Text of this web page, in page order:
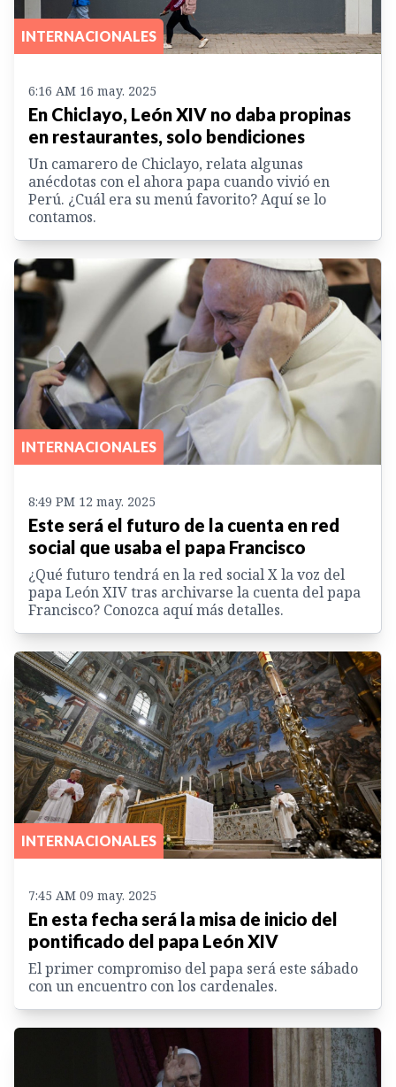
INTERNACIONALES
6:16 AM 16 may. 2025
En Chiclayo, León XIV no daba propinas
en restaurantes, solo bendiciones
Un camarero de Chiclayo, relata algunas
anécdotas con el ahora papa cuando vivió en
Perú. ¿Cuál era su menú favorito? Aquí se lo
contamos.
INTERNACIONALES
8:49 PM 12 may. 2025
Este será el futuro de la cuenta en red
social que usaba el papa Francisco
¿Qué futuro tendrá en la red social X la voz del
papa León XIV tras archivarse la cuenta del papa
Francisco? Conozca aquí más detalles.
INTERNACIONALES
7:45 AM 09 may. 2025
En esta fecha será la misa de inicio del
pontificado del papa León XIV
El primer compromiso del papa será este sábado
con un encuentro con los cardenales.